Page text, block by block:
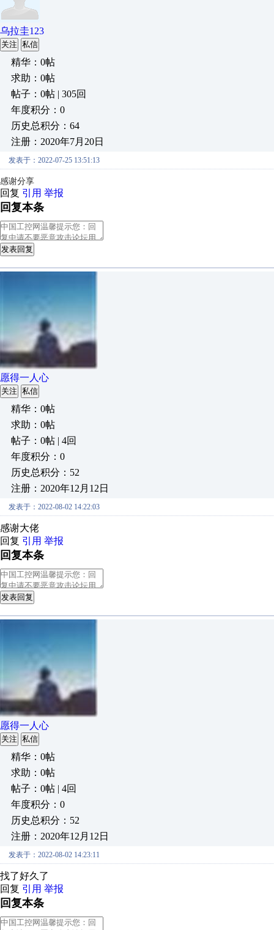
乌拉圭123
关注 私信
精华：0帖
求助：0帖
帖子：0帖 | 305回
年度积分：0
历史总积分：64
注册：2020年7月20日
发表于：2022-07-25 13:51:13
感谢分享
回复 引用 举报
回复本条
发表回复
愿得一人心
关注 私信
精华：0帖
求助：0帖
帖子：0帖 | 4回
年度积分：0
历史总积分：52
注册：2020年12月12日
发表于：2022-08-02 14:22:03
感谢大佬
回复 引用 举报
回复本条
发表回复
愿得一人心
关注 私信
精华：0帖
求助：0帖
帖子：0帖 | 4回
年度积分：0
历史总积分：52
注册：2020年12月12日
发表于：2022-08-02 14:23:11
找了好久了
回复 引用 举报
回复本条